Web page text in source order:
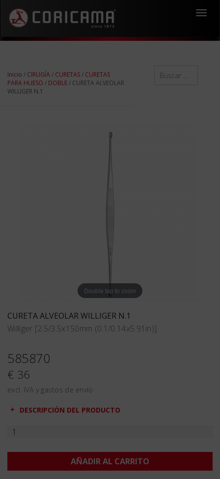
Inicio / CIRUGÍA/ CURETAS/ CURETAS
PARA HUESO / DOBLE/ CURETA ALVEOLAR
WILLIGER N.1
Double tap to zoom
CURETA ALVEOLAR WILLIGER N.1
Williger [2.5/3.5x150mm (0.1/0.14x5.91in)]
585870
€ 36
excl. IVA y gastos de envío
DESCRIPCIÓN DEL PRODUCTO
AÑADIR AL CARRITO